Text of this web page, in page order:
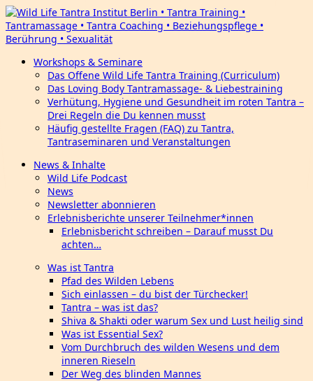
Workshops & Seminare
Das Offene Wild Life Tantra Training (Curriculum)
Das Loving Body Tantramassage- & Liebestraining
Verhütung, Hygiene und Gesundheit im roten Tantra –
Drei Regeln die Du kennen musst
Häufig gestellte Fragen (FAQ) zu Tantra,
Tantraseminaren und Veranstaltungen
News & Inhalte
Wild Life Podcast
News
Newsletter abonnieren
Erlebnisberichte unserer Teilnehmer*innen
Erlebnisbericht schreiben – Darauf musst Du
achten…
Was ist Tantra
Pfad des Wilden Lebens
Sich einlassen – du bist der Türchecker!
Tantra – was ist das?
Shiva & Shakti oder warum Sex und Lust heilig sind
Was ist Essential Sex?
Vom Durchbruch des wilden Wesens und dem
inneren Rieseln
Der Weg des blinden Mannes